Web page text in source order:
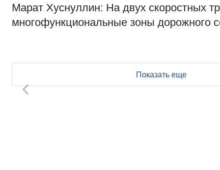
Марат Хуснуллин: На двух скоростных
многофункциональные зоны дорожного
Показать еще